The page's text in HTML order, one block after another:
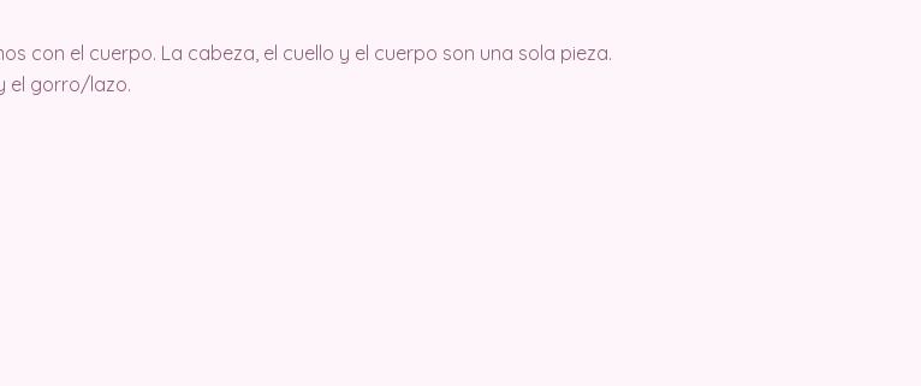
con el cuerpo. La cabeza, el cuello y el cuerpo son una sola pieza.
el gorro/lazo.